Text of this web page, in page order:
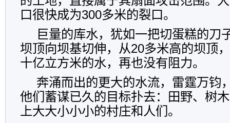
口很快成为300多米的裂口。
巨量的库水，犹如一把切蛋糕的刀
坝顶向坝基切伸，从20多米高的坝顶
十亿立方米的水，再也没有阻力。
奔涌而出的更大的水流，雷霆万钧
他们蓄谋已久的目标扑去：田野、树
上大大小小小的村庄和人们。